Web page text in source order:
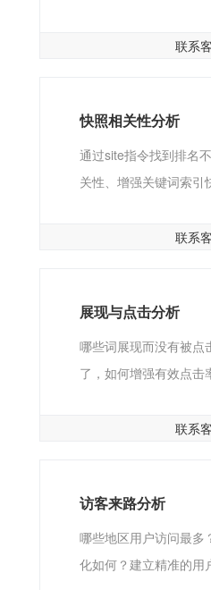
联系
快照相关性分析
通过site指令找到排名
关性、增强关键词索引
联系
展现与点击分析
哪些词展现而没有被点
了，如何增强有效点击
联系
访客来路分析
哪些地区用户访问最多
化如何？建立精准的用